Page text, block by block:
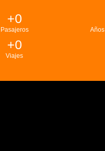
Pasajeros
+0
Viajes
+0